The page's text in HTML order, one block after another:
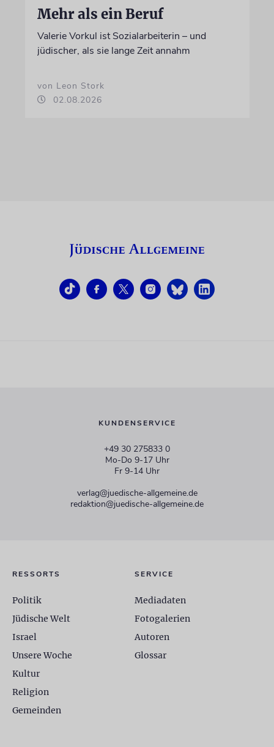
Mehr als ein Beruf
Valerie Vorkul ist Sozialarbeiterin – und
jüdischer, als sie lange Zeit annahm
von Leon Stork
02.08.2026
KUNDENSERVICE
+49 30 275833 0
Mo-Do 9-17 Uhr
Fr 9-14 Uhr
verlag@juedische-allgemeine.de
redaktion@juedische-allgemeine.de
RESSORTS
Politik
Jüdische Welt
Israel
Unsere Woche
Kultur
Religion
Gemeinden
SERVICE
Mediadaten
Fotogalerien
Autoren
Glossar